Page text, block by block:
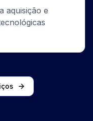
aquisição e